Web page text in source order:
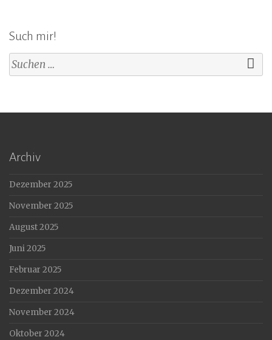
Such mir!
Suchen
nach:
Archiv
Dezember 2025
November 2025
August 2025
Juni 2025
Februar 2025
Dezember 2024
November 2024
Oktober 2024